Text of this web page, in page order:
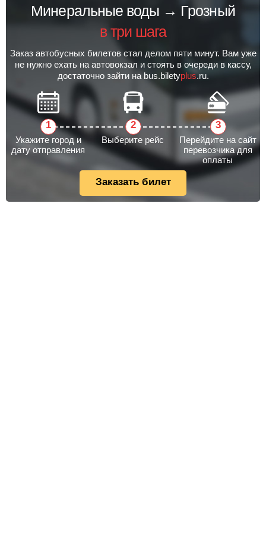
Минеральные воды → Грозный
в три шага
Заказ автобусных билетов стал делом пяти минут. Вам уже
не нужно ехать на автовокзал и стоять в очереди в кассу,
достаточно зайти на bus.biletyplus.ru.
Укажите город и
дату отправления
Выберите рейс
Перейдите на сайт
перевозчика для
оплаты
Заказать билет